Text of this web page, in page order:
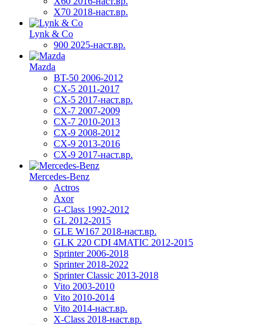
X70 2018-наст.вр.
Lynk & Co
900 2025-наст.вр.
Mazda
BT-50 2006-2012
CX-5 2011-2017
CX-5 2017-наст.вр.
CX-7 2007-2009
CX-7 2010-2013
CX-9 2008-2012
CX-9 2013-2016
CX-9 2017-наст.вр.
Mercedes-Benz
Actros
Axor
G-Class 1992-2012
GL 2012-2015
GLE W167 2018-наст.вр.
GLK 220 CDI 4MATIC 2012-2015
Sprinter 2006-2018
Sprinter 2018-2022
Sprinter Classic 2013-2018
Vito 2003-2010
Vito 2010-2014
Vito 2014-наст.вр.
X-Class 2018-наст.вр.